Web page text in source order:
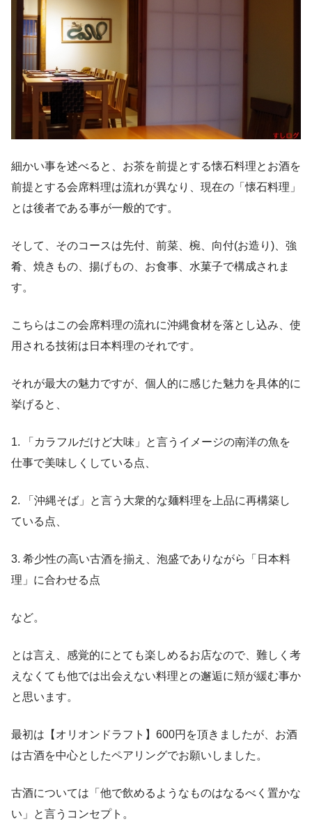
細かい事を述べると、お茶を前提とする懐石料理とお酒を
前提とする会席料理は流れが異なり、現在の「懐石料理」
とは後者である事が一般的です。
そして、そのコースは先付、前菜、椀、向付(お造り)、強
肴、焼きもの、揚げもの、お食事、水菓子で構成されま
す。
こちらはこの会席料理の流れに沖縄食材を落とし込み、使
用される技術は日本料理のそれです。
それが最大の魅力ですが、個人的に感じた魅力を具体的に
挙げると、
1. 「カラフルだけど大味」と言うイメージの南洋の魚を
仕事で美味しくしている点、
2. 「沖縄そば」と言う大衆的な麺料理を上品に再構築し
ている点、
3. 希少性の高い古酒を揃え、泡盛でありながら「日本料
理」に合わせる点
など。
とは言え、感覚的にとても楽しめるお店なので、難しく考
えなくても他では出会えない料理との邂逅に頬が緩む事か
と思います。
最初は【オリオンドラフト】600円を頂きましたが、お酒
は古酒を中心としたペアリングでお願いしました。
古酒については「他で飲めるようなものはなるべく置かな
い」と言うコンセプト。